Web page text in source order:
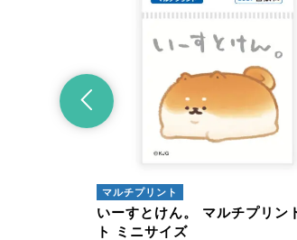
マルチプリント
いーすとけん。 マルチプリン
ト ミニサイズ